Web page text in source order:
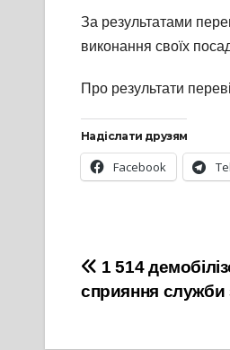
За результатами
виконання своїх
Про результати
Надіслати друзям
Facebook
Навігація
записів
1 514
сприяння служби